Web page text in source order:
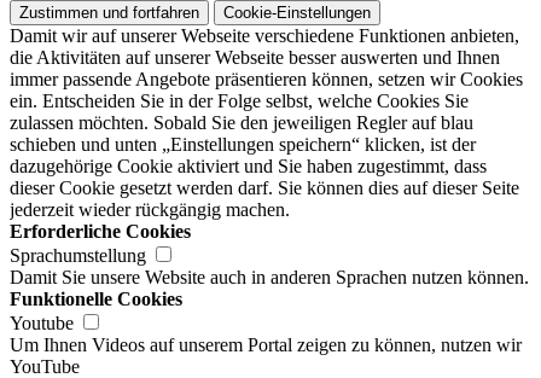
Zustimmen und fortfahren Cookie-Einstellungen
Damit wir auf unserer Webseite verschiedene Funktionen anbieten,
die Aktivitäten auf unserer Webseite besser auswerten und Ihnen
immer passende Angebote präsentieren können, setzen wir Cookies
ein. Entscheiden Sie in der Folge selbst, welche Cookies Sie
zulassen möchten. Sobald Sie den jeweiligen Regler auf blau
schieben und unten „Einstellungen speichern“ klicken, ist der
dazugehörige Cookie aktiviert und Sie haben zugestimmt, dass
dieser Cookie gesetzt werden darf. Sie können dies auf dieser Seite
jederzeit wieder rückgängig machen.
Erforderliche Cookies
Sprachumstellung
Damit Sie unsere Website auch in anderen Sprachen nutzen können.
Funktionelle Cookies
Youtube
Um Ihnen Videos auf unserem Portal zeigen zu können, nutzen wir
YouTube